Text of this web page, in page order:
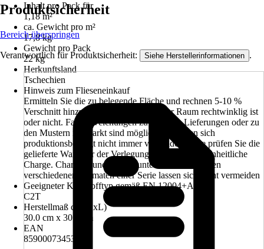
Inhalt pro Pack für
1,18 m²
ca. Gewicht pro m²
17,8 kg
Gewicht pro Pack
22 kg
Herkunftsland
Tschechien
Hinweis zum Flieseneinkauf
Ermitteln Sie die zu belegende Fläche und rechnen 5-10 %
Verschnitt hinzu, abhängig davon ob der Raum rechtwinklig ist
oder nicht. Farbabweichungen zu früheren Lieferungen oder zu
den Mustern im Markt sind möglich und lassen sich
produktionsbedingt nicht immer vermeiden. Bitte prüfen Sie die
gelieferte Ware vor der Verlegung unbedingt auf einheitliche
Charge. Chargen- und Größenunterschiede zwischen
verschiedenen Formaten einer Serie lassen sich nicht vermeiden
Geeigneter Klebstofftyp gemäß EN 12004+A1
C2T
Herstellmaß ca. (BxL)
30.0 cm x 30.0 cm
EAN
8590007345393
Produktsicherheit
Bereich überspringen
Verantwortlich für Produktsicherheit: Siehe Herstellerinformationen .